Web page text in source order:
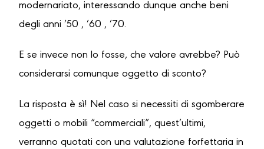
modernariato, interessando dunque anche beni
degli anni ’50 , ’60 , ’70.
E se invece non lo fosse, che valore avrebbe? Può
considerarsi comunque oggetto di sconto?
La risposta è sì! Nel caso si necessiti di sgomberare
oggetti o mobili “commerciali”, quest’ultimi,
verranno quotati con una valutazione forfettaria in